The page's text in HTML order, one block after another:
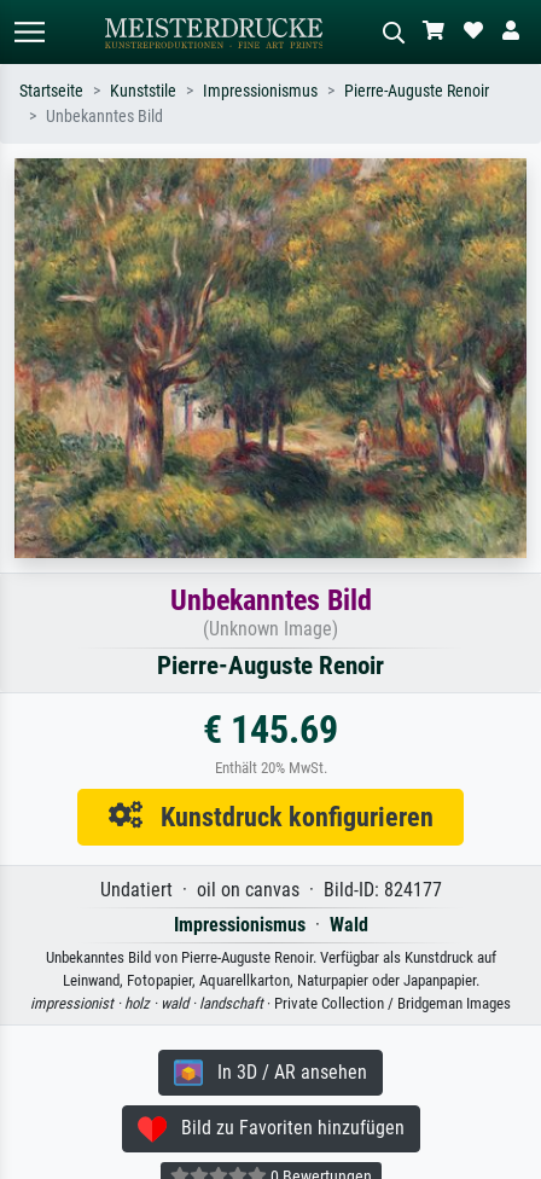
Suchen Sie nach Künstlern, Werktiteln
oder Stilen – z.B. Monet,
Sternennacht, Impressionismus, Welle
Hokusai, Akt.
Beschreiben Sie die Szene – z.B. Grüne
Wiese, Abstrakt mit viel Rot, Dunkles
Ölgemälde, Stehender Akt neben einem
Baum.
Startseite Kunststile Impressionismus
Pierre-Auguste Renoir
Unbekanntes Bild
Unbekanntes Bild
(Unknown Image)
Pierre-Auguste Renoir
€ 145.69
Enthält 20% MwSt.
Kunstdruck konfigurieren
Undatiert · oil on canvas · Bild-ID: 824177
Impressionismus· Wald
Unbekanntes Bild von Pierre-Auguste Renoir. Verfügbar als Kunstdruck auf
Leinwand, Fotopapier, Aquarellkarton, Naturpapier oder Japanpapier.
impressionist · holz · wald · landschaft· Private Collection / Bridgeman Images
In 3D / AR ansehen
Bild zu Favoriten hinzufügen